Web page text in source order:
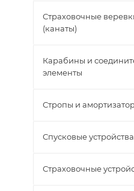
Страховочные
(канаты)
Карабины и
элементы
Стропы и
Спусковые устройства
Страховочные